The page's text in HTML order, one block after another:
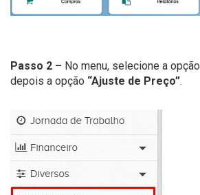
Passo 2 – No menu, selecione a opção
depois a opção “Ajuste de Preço”.